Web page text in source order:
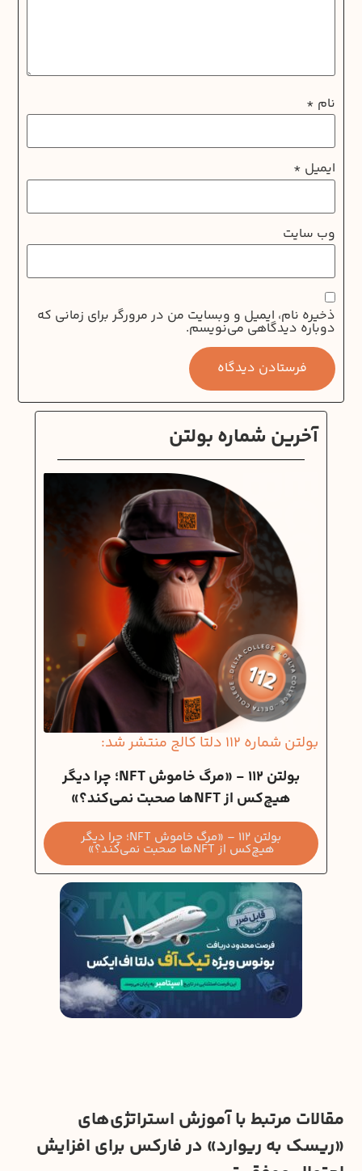
نام *
ایمیل *
وب‌ سایت
ذخیره نام، ایمیل و وبسایت من در مرورگر برای زمانی که
دوباره دیدگاهی می‌نویسم.
آخرین شماره بولتن
بولتن شماره 112 دلتا کالج منتشر شد:
بولتن 112 - «مرگ خاموش NFT؛ چرا دیگر
هیچ‌کس از NFTها صحبت نمی‌کند؟»
بولتن 112 – «مرگ خاموش NFT؛ چرا دیگر
هیچ‌کس از NFTها صحبت نمی‌کند؟»
مقالات مرتبط با آموزش استراتژی‌های
«ریسک به ریوارد» در فارکس برای افزایش